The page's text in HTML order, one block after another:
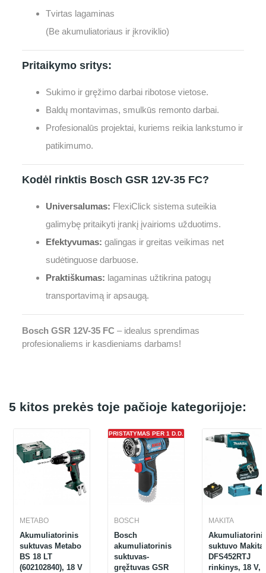
Tvirtas lagaminas
(Be akumuliatoriaus ir įkroviklio)
Pritaikymo sritys:
Sukimo ir gręžimo darbai ribotose vietose.
Baldų montavimas, smulkūs remonto darbai.
Profesionalūs projektai, kuriems reikia lankstumo ir
patikimumo.
Kodėl rinktis Bosch GSR 12V-35 FC?
Universalumas: FlexiClick sistema suteikia
galimybę pritaikyti įrankį įvairioms užduotims.
Efektyvumas: galingas ir greitas veikimas net
sudėtinguose darbuose.
Praktiškumas: lagaminas užtikrina patogų
transportavimą ir apsaugą.
Bosch GSR 12V-35 FC – idealus sprendimas
profesionaliems ir kasdieniams darbams!
5 kitos prekės toje pačioje kategorijoje:
METABO
Akumuliatorinis
suktuvas Metabo
BS 18 LT
(602102840), 18 V
PRISTATYMAS PER 1 D.D.
BOSCH
Bosch
akumuliatorinis
suktuvas-
gręžtuvas GSR
MAKITA
suktuvo Makita
DFS452RTJ
rinkinys, 18 V,